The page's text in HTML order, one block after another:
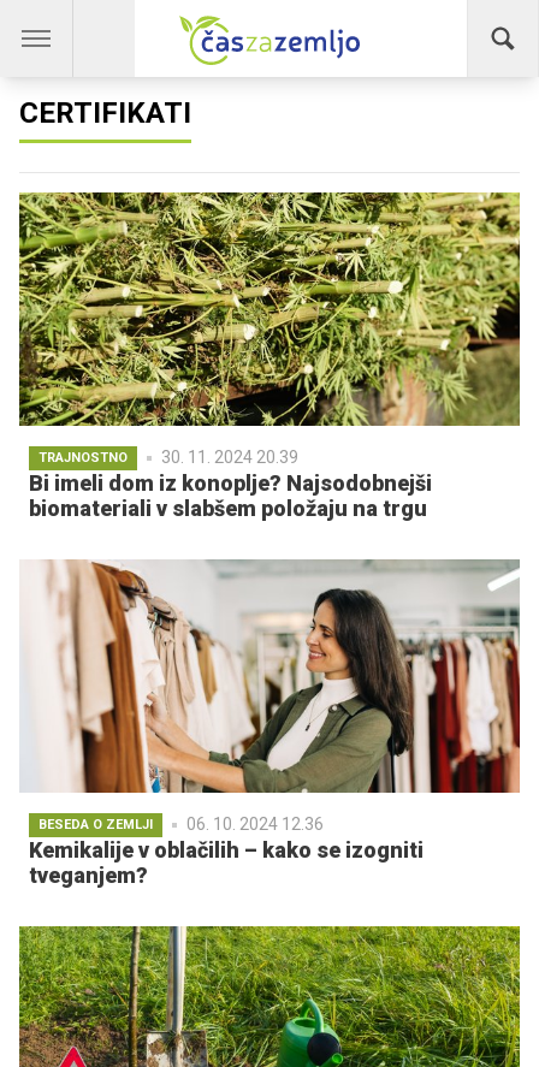
CERTIFIKATI
TRAJNOSTNO 30. 11. 2024 20.39
Bi imeli dom iz konoplje? Najsodobnejši
biomateriali v slabšem položaju na trgu
BESEDA O ZEMLJI 06. 10. 2024 12.36
Kemikalije v oblačilih – kako se izogniti
tveganjem?